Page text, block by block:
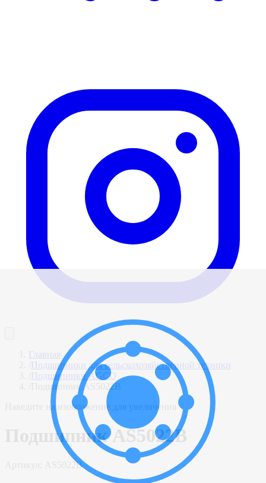
Главная
Подшипники для сельскохозяйственной техники
Подшипники AGCO
Подшипник AS5022B
Наведите на изображение для увеличения
Подшипник AS5022B
AS5022B